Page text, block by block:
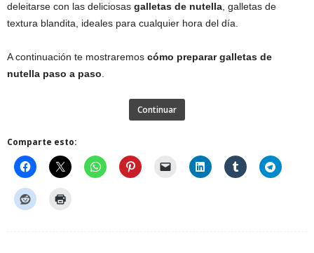
deleitarse con las deliciosas galletas de nutella , galletas de
textura blandita, ideales para cualquier hora del día.
A continuación te mostraremos cómo preparar galletas de
nutella paso a paso
Continuar
Comparte esto: